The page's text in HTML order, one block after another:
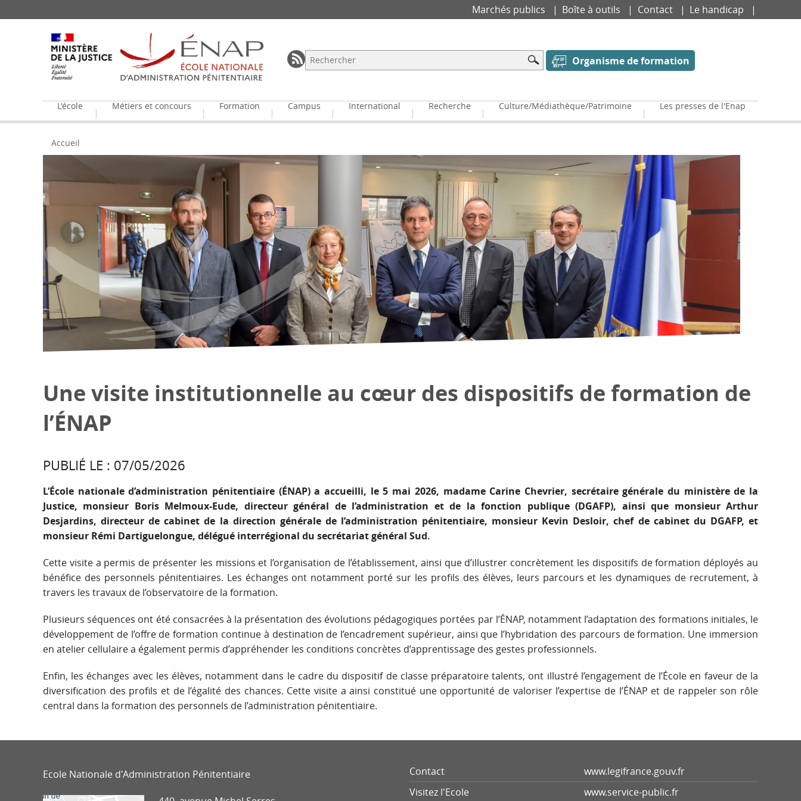
Marchés publics Boîte à outils Contact Le handicap
RSS
Rechercher Organisme de formation
L'école Métiers et concours Formation Campus International Recherche Culture/Médiathèque/Patrimoine Les presses de l'Enap
Accueil
Une visite institutionnelle au cœur des dispositifs de formation de
l’ÉNAP
PUBLIÉ LE : 07/05/2026
L’École nationale d’administration pénitentiaire (ÉNAP) a accueilli, le 5 mai 2026, madame Carine Chevrier, secrétaire générale du ministère de la
Justice, monsieur Boris Melmoux-Eude, directeur général de l’administration et de la fonction publique (DGAFP), ainsi que monsieur Arthur
Desjardins, directeur de cabinet de la direction générale de l’administration pénitentiaire, monsieur Kevin Desloir, chef de cabinet du DGAFP, et
monsieur Rémi Dartiguelongue, délégué interrégional du secrétariat général Sud.
Cette visite a permis de présenter les missions et l’organisation de l’établissement, ainsi que d’illustrer concrètement les dispositifs de formation déployés au
bénéfice des personnels pénitentiaires. Les échanges ont notamment porté sur les profils des élèves, leurs parcours et les dynamiques de recrutement, à
travers les travaux de l’observatoire de la formation.
Plusieurs séquences ont été consacrées à la présentation des évolutions pédagogiques portées par l’ÉNAP, notamment l’adaptation des formations initiales, le
développement de l’offre de formation continue à destination de l’encadrement supérieur, ainsi que l’hybridation des parcours de formation. Une immersion
en atelier cellulaire a également permis d’appréhender les conditions concrètes d’apprentissage des gestes professionnels.
Enfin, les échanges avec les élèves, notamment dans le cadre du dispositif de classe préparatoire talents, ont illustré l’engagement de l’École en faveur de la
diversification des profils et de l’égalité des chances. Cette visite a ainsi constitué une opportunité de valoriser l’expertise de l’ÉNAP et de rappeler son rôle
central dans la formation des personnels de l’administration pénitentiaire.
Ecole Nationale d'Administration Pénitentiaire
Contact
Visitez l'Ecole
www.legifrance.gouv.fr
www.service-public.fr